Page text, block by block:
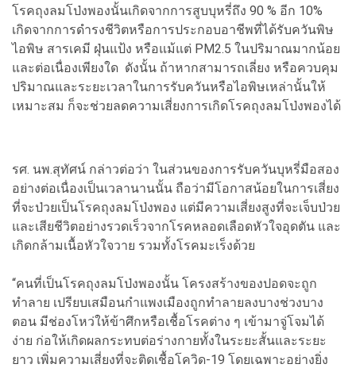
โรคถุงลมโป่งพองนั้นเกิดจากการสูบบุหรี่ถึง 90 % อีก 10%
เกิดจากการดำรงชีวิตหรือการประกอบอาชีพที่ได้รับควันพิษ
ไอพิษ สารเคมี ฝุ่นแป้ง หรือแม้แต่ PM2.5 ในปริมาณมากน้อย
และต่อเนื่องเพียงใด ดังนั้น ถ้าหากสามารถเลี่ยง หรือควบคุม
ปริมาณและระยะเวลาในการรับควันหรือไอพิษเหล่านั้นให้
เหมาะสม ก็จะช่วยลดความเสี่ยงการเกิดโรคถุงลมโป่งพองได้
รศ. นพ.สุทัศน์ กล่าวต่อว่า ในส่วนของการรับควันบุหรี่มือสอง
อย่างต่อเนื่องเป็นเวลานานนั้น ถือว่ามีโอกาสน้อยในการเสี่ยง
ที่จะป่วยเป็นโรคถุงลมโป่งพอง แต่มีความเสี่ยงสูงที่จะเจ็บป่วย
และเสียชีวิตอย่างรวดเร็วจากโรคหลอดเลือดหัวใจอุดตัน และ
เกิดกล้ามเนื้อหัวใจวาย รวมทั้งโรคมะเร็งด้วย
“คนที่เป็นโรคถุงลมโป่งพองนั้น โครงสร้างของปอดจะถูก
ทำลาย เปรียบเสมือนกำแพงเมืองถูกทำลายลงบางช่วงบาง
ตอน มีช่องโหว่ให้ข้าศึกหรือเชื้อโรคต่าง ๆ เข้ามาจู่โจมได้
ง่าย ก่อให้เกิดผลกระทบต่อร่างกายทั้งในระยะสั้นและระยะ
ยาว เพิ่มความเสี่ยงที่จะติดเชื้อโควิด-19 โดยเฉพาะอย่างยิ่ง